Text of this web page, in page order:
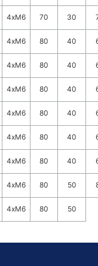
4xM6 70 30
4xM6 80 40
4xM6 80 40
4xM6 80 40
4xM6 80 40
4xM6 80 40
4xM6 80 40
4xM6 80 50
4xM6 80 50